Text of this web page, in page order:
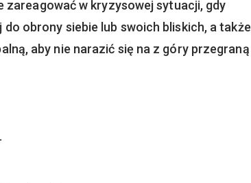
zareagować w kryzysowej sytuacji, gdy
obrony siebie lub swoich bliskich, a także
aby nie narazić się na z góry przegraną